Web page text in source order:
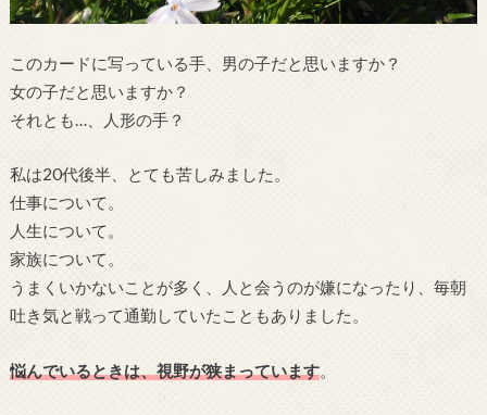
このカードに写っている手、男の子だと思いますか？
女の子だと思いますか？
それとも…、人形の手？
私は20代後半、とても苦しみました。
仕事について。
人生について。
家族について。
うまくいかないことが多く、人と会うのが嫌になったり、毎朝
吐き気と戦って通勤していたこともありました。
悩んでいるときは、視野が狭まっています。